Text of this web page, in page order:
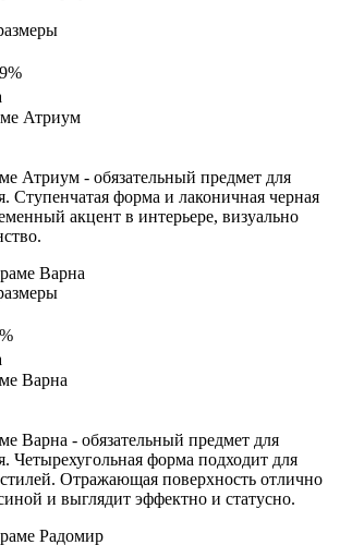
Атриум
Атриум - обязательный предмет для
Ступенчатая форма и лаконичная черная
акцент в интерьере, визуально
Варна
Варна - обязательный предмет для
Четырехугольная форма подходит для
Отражающая поверхность отлично
и выглядит эффектно и статусно.